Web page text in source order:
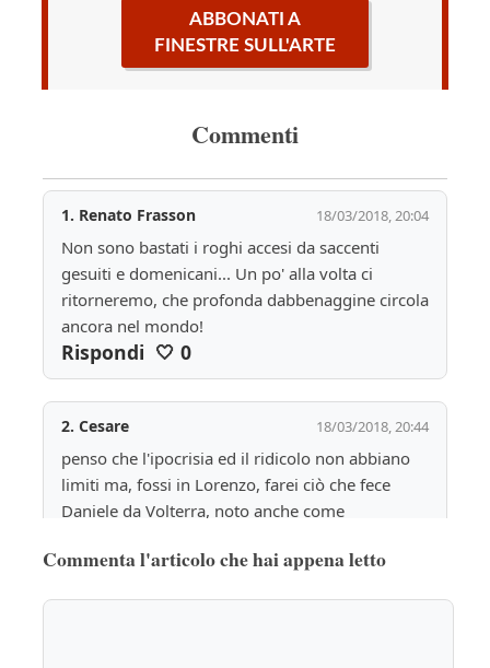
ABBONATI A
FINESTRE SULL'ARTE
Commenti
1. Renato Frasson 18/03/2018, 20:04
Non sono bastati i roghi accesi da saccenti
gesuiti e domenicani... Un po' alla volta ci
ritorneremo, che profonda dabbenaggine circola
ancora nel mondo!
Rispondi 🤍 0
2. Cesare 18/03/2018, 20:44
penso che l'ipocrisia ed il ridicolo non abbiano
limiti ma, fossi in Lorenzo, farei ciò che fece
Daniele da Volterra, noto anche come
EVIDENTI mutande a tutti i nudi oggetto della
Commenta l'articolo che hai appena letto